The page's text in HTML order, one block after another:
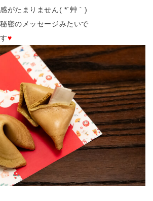
がたまりません( *´艸｀)
密のメッセージみたいで
♥